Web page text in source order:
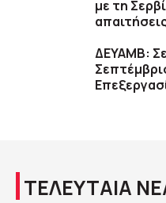
με τη
ΔΕΥΑΜΒ:
ΤΕΛΕΥΤΑΙΑ